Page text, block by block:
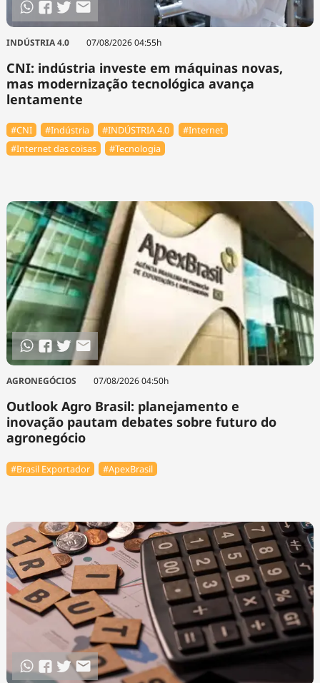
INDÚSTRIA 4.0 07/08/2026 04:55h
CNI: indústria investe em máquinas novas,
mas modernização tecnológica avança
lentamente
#CNI #Indústria #INDÚSTRIA 4.0
#Internet
#Internet das coisas
#Tecnologia
AGRONEGÓCIOS 07/08/2026 04:50h
Outlook Agro Brasil: planejamento e
inovação pautam debates sobre futuro do
agronegócio
#Brasil Exportador #ApexBrasil